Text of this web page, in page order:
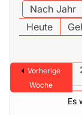
Nach Jahr
Heute
Vorherige
Woche
Es